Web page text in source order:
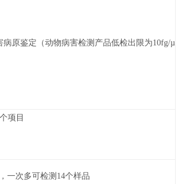
病原鉴定（动物病害检测产品低检出限为10fg/µ
项目
一次多可检测14个样品